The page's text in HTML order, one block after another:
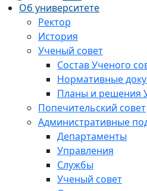
Об университете
Ректор
История
Ученый совет
Состав Ученого
Нормативные
Планы и решения
Попечительский совет
Административные
Департаменты
Управления
Службы
Ученый совет